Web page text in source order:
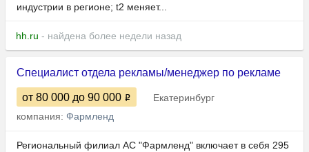
индустрии в регионе; t2 меняет...
hh.ru - найдена более недели назад
Специалист отдела рекламы/менеджер по рекламе
от 80 000 до 90 000
Екатеринбург
компания: Фармленд
Региональный филиал АС "Фармленд" включает в себя 295